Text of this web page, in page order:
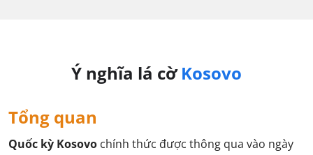
Ý nghĩa lá cờKosovo
Tổng quan
Quốc kỳ Kosovo chính thức được thông qua vào ngày